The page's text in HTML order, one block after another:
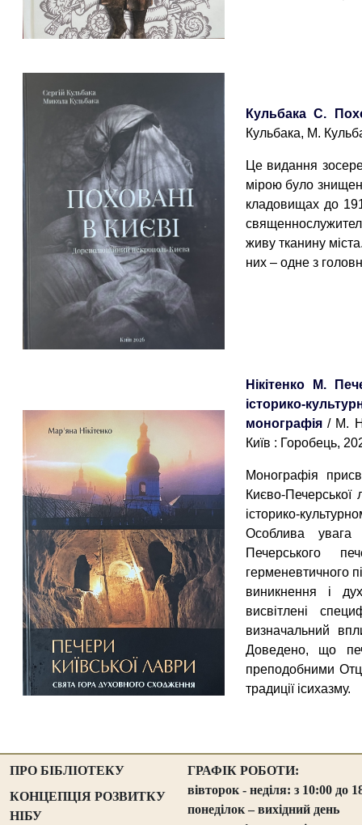
Кульбака С.
Кульбака, М.
Це видання
мірою було
кладовищах до
живу тканину
них – одне з
Нікітенко М.
історико-
монографія / М.
Київ : Горобець,
Монографія
Києво-Печерської
історико-
Особлива увага
Печерського
герменевтичного
виникнення і
висвітлені
визначальний
Доведено, що
преподобними
традиції ісихазму.
ПРО БІБЛІОТЕКУ
КОНЦЕПЦІЯ РОЗВИТКУ
НІБУ
ГРАФІК РОБОТИ:
вівторок - неділя: з 10:00 до
понеділок – вихідний день